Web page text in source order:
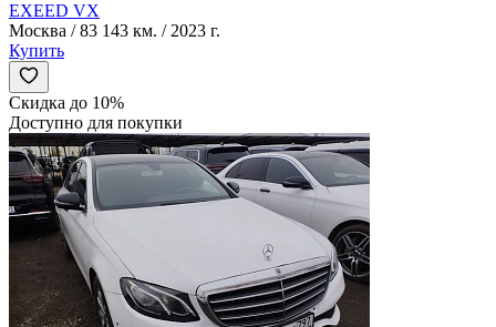
EXEED VX
Москва / 83 143 км. / 2023 г.
Купить
Скидка до 10%
Доступно для покупки